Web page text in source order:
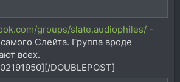
groups/slate.audiophiles/ -
Слейта. Группа вроде
всех.
DOUBLEPOST]